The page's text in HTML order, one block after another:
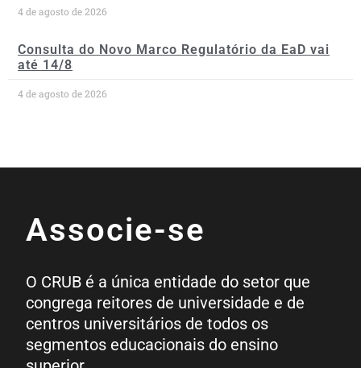
4 de agosto de 2026
Consulta do Novo Marco Regulatório da EaD vai
até 14/8
4 de agosto de 2026
Associe-se
O CRUB é a única entidade do setor que
congrega reitores de universidade e de
centros universitários de todos os
segmentos educacionais do ensino